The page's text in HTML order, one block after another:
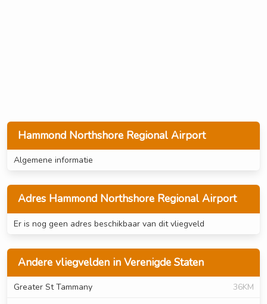
Hammond Northshore Regional Airport
Algemene informatie
Adres Hammond Northshore Regional Airport
Er is nog geen adres beschikbaar van dit vliegveld
Andere vliegvelden in Verenigde Staten
Greater St Tammany
36KM